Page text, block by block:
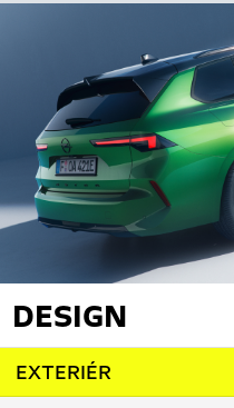
DESIGN
EXTERIÉR